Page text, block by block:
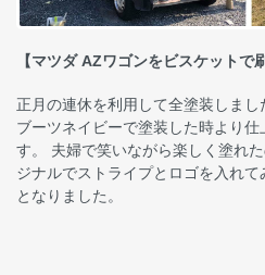
【マツダ AZワゴンをビスケットで
正月の連休を利用して全塗装しま
ブーツネイビーで塗装した時より
す。 夫婦で笑いながら楽しく塗れ
ジナルでストライプとロゴを入れ
となりました。